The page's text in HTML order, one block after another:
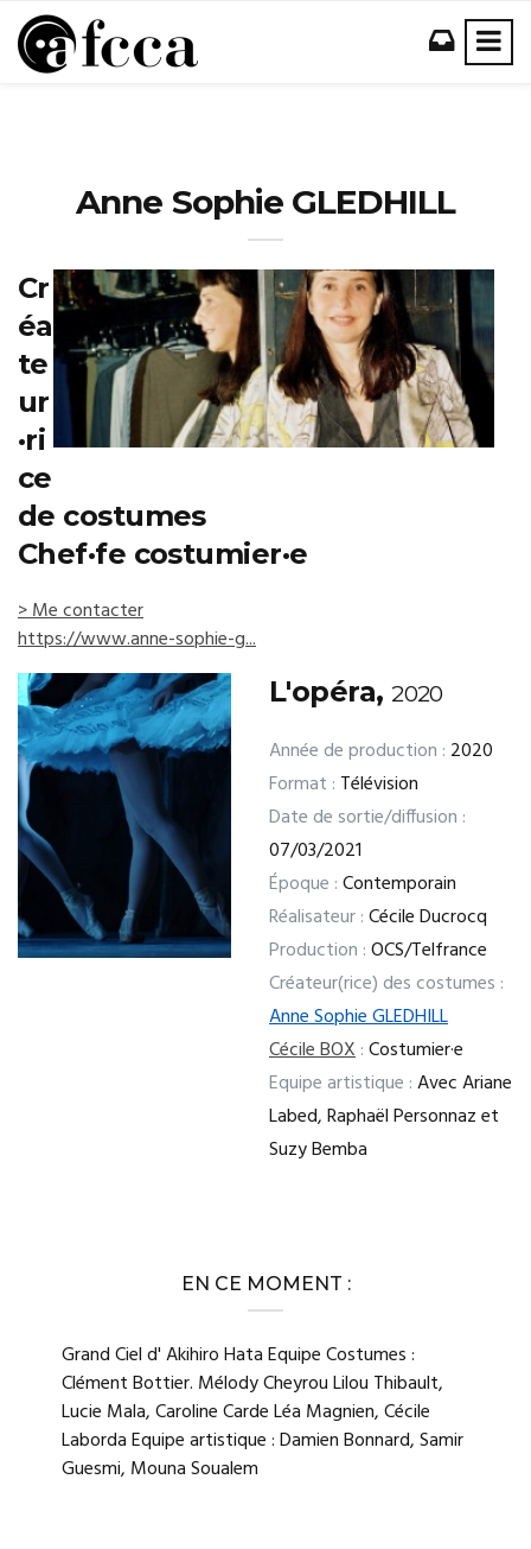
Anne Sophie GLEDHILL
Cr
éa
te
ur
·ri
ce
de costumes
Chef·fe costumier·e
> Me contacter
https://www.anne-sophie-g...
L'opéra,2020
Année de production : 2020
Format : Télévision
Date de sortie/diffusion :
07/03/2021
Époque :Contemporain
Réalisateur :Cécile Ducrocq
Production :OCS/Telfrance
Créateur(rice) des costumes :
Anne Sophie GLEDHILL
Cécile BOX:Costumier·e
Equipe artistique :Avec Ariane
Labed, Raphaël Personnaz et
Suzy Bemba
EN CE MOMENT :
Grand Ciel d' Akihiro Hata Equipe Costumes :
Clément Bottier. Mélody Cheyrou Lilou Thibault,
Lucie Mala, Caroline Carde Léa Magnien, Cécile
Laborda Equipe artistique : Damien Bonnard, Samir
Guesmi, Mouna Soualem